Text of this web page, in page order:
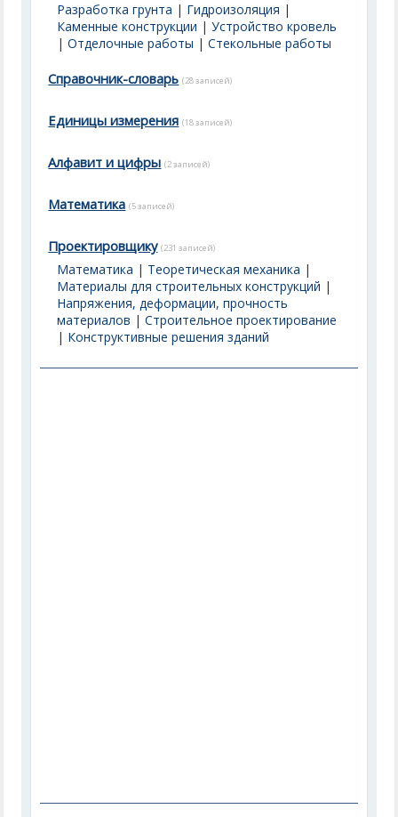
Разработка грунта | Гидроизоляция |
Каменные конструкции |Устройство кровель
|Отделочные работы |Стекольные работы
Справочник-словарь (28 записей)
Единицы измерения (18 записей)
Алфавит и цифры (2 записей)
Математика (5 записей)
Проектировщику (231 записей)
Математика | Теоретическая механика |
Материалы для строительных конструкций |
Напряжения, деформации, прочность
материалов |Строительное проектирование
| Конструктивные решения зданий